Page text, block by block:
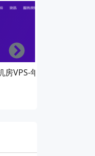
VPS-年
Right